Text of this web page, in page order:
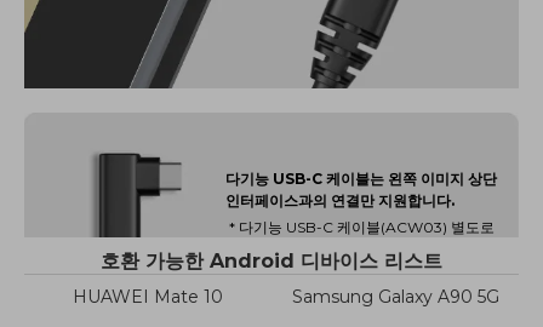
다기능 USB-C 케이블는 왼쪽 이미지 상단
인터페이스과의 연결만 지원합니다.
* 다기능 USB-C 케이블(ACW03) 별도로
Watch the video >
호환 가능한 Android 디바이스 리스트
HUAWEI Mate 10 Samsung Galaxy A90 5G